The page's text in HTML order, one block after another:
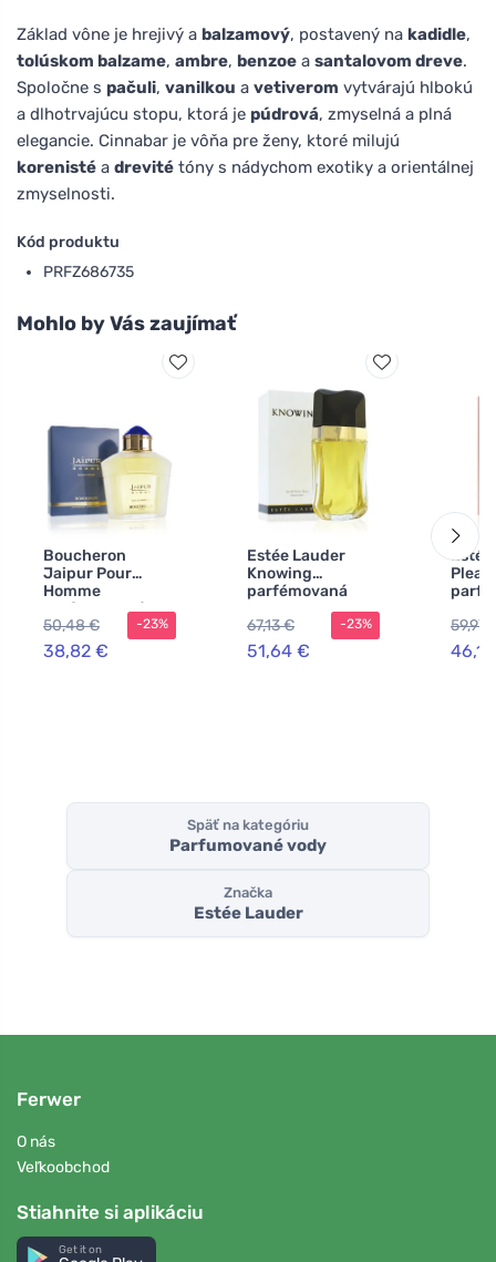
Základ vône je hrejivý a balzamový, postavený na kadidle,
tolúskom balzame, ambre, benzoe a santalovom dreve.
Spoločne s pačuli, vanilkou a vetiverom vytvárajú hlbokú
a dlhotrvajúcu stopu, ktorá je púdrová, zmyselná a plná
elegancie. Cinnabar je vôňa pre ženy, ktoré milujú
korenisté a drevité tóny s nádychom exotiky a orientálnej
zmyselnosti.
Kód produktu
PRFZ686735
Mohlo by Vás zaujímať
Boucheron
Jaipur Pour
Homme
parfumovaná
voda pre mužov
100 ml
50,48 €
38,82 €
-23%
Estée Lauder
Knowing
parfémovaná
voda 75 ml pre
ženy
67,13 €
51,64 €
-23%
ženy
59,97
Späť na kategóriu
Parfumované vody
Značka
Estée Lauder
Ferwer
O nás
Veľkoobchod
Stiahnite si aplikáciu
Get it on